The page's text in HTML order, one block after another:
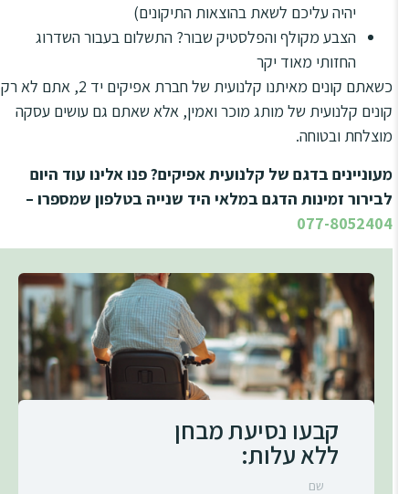
יהיה עליכם לשאת בהוצאות התיקונים)
הצבע מקולף והפלסטיק שבור? התשלום בעבור השדרוג
החזותי מאוד יקר
כשאתם קונים מאיתנו קלנועית של חברת אפיקים יד 2, אתם לא רק
קונים קלנועית של מותג מוכר ואמין, אלא שאתם גם עושים עסקה
מוצלחת ובטוחה.
מעוניינים בדגם של קלנועית אפיקים? פנו אלינו עוד היום
לבירור זמינות הדגם במלאי היד שנייה בטלפון שמספרו –
077-8052404
קבעו נסיעת מבחן
ללא עלות: